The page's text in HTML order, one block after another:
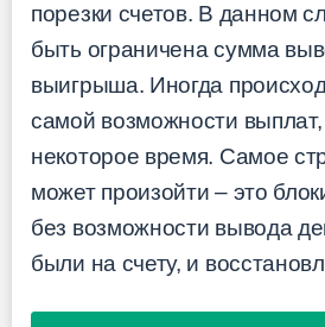
порезки счетов. В данном
быть ограничена сумма
выигрыша. Иногда
самой возможности выплат,
некоторое время. Самое
может произойти – это
без возможности вывода
были на счету, и